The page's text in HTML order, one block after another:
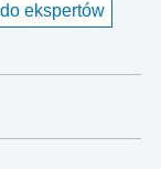
do ekspertów